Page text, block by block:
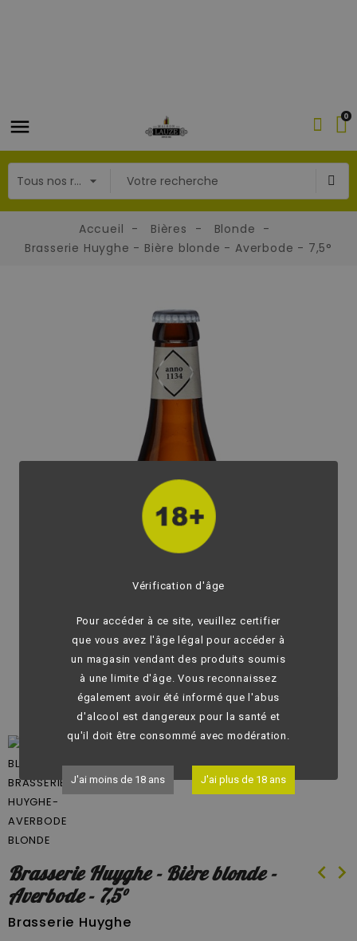
Vérification d'âge
Pour accéder à ce site, veuillez certifier
que vous avez l'âge légal pour accéder à
un magasin vendant des produits soumis
à une limite d'âge. Vous reconnaissez
également avoir été informé que l'abus
d'alcool est dangereux pour la santé et
qu'il doit être consommé avec modération.
J'ai moins de 18 ans J'ai plus de 18 ans
0
Accueil Bières
Blonde
Brasserie Huyghe - Bière blonde - Averbode - 7,5°
Brasserie Huyghe - Bière blonde -
Averbode - 7,5°
chevron_left chevron_right
Brasserie Huyghe